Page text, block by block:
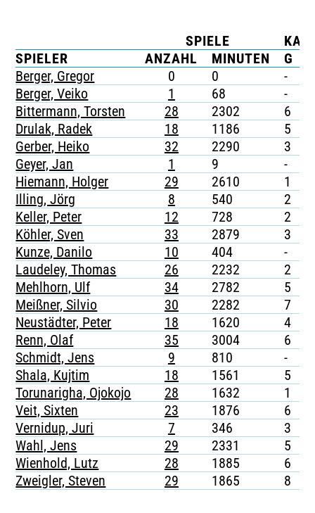
TICKETING
SPIELE
SPIELER
ANZAHL MINUTEN G
Berger, Gregor
0 0 -
Berger, Veiko
1 68 -
Bittermann, Torsten
28 2302 6
Drulak, Radek
18 1186 5
Gerber, Heiko
32 2290 3
Geyer, Jan
1 9 -
Hiemann, Holger
29 2610 1
Illing, Jörg
8 540 2
Keller, Peter
12 728 2
Köhler, Sven
33 2879 3
Kunze, Danilo
10 404 -
Laudeley, Thomas
26 2232 2
Mehlhorn, Ulf
34 2782 5
Meißner, Silvio
30 2282 7
Neustädter, Peter
18 1620 4
Renn, Olaf
35 3004 6
Schmidt, Jens
9 810 -
Shala, Kujtim
18 1561 5
Torunarigha, Ojokojo
28 1632 1
Veit, Sixten
23 1876 6
Vernidup, Juri
7 346 3
Wahl, Jens
29 2331 5
Wienhold, Lutz
28 1885 6
Zweigler, Steven
29 1865 8